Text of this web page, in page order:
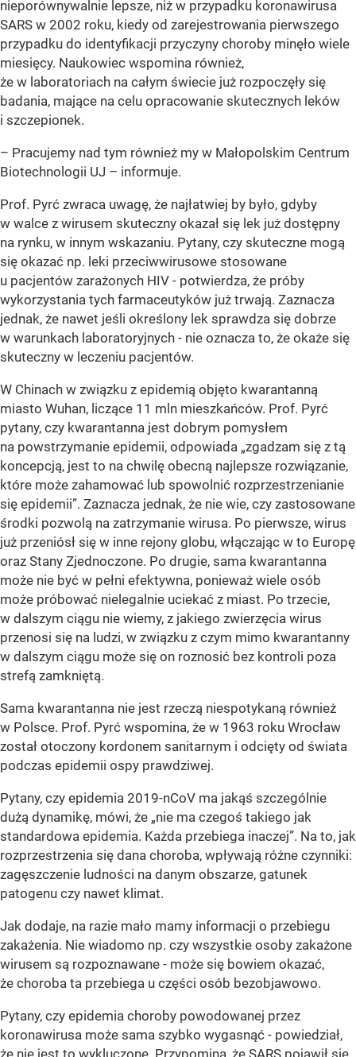
nieporównywalnie lepsze, niż w przypadku koronawirusa
SARS w 2002 roku, kiedy od zarejestrowania pierwszego
przypadku do identyfikacji przyczyny choroby minęło wiele
miesięcy. Naukowiec wspomina również,
że w laboratoriach na całym świecie już rozpoczęły się
badania, mające na celu opracowanie skutecznych leków
i szczepionek.
– Pracujemy nad tym również my w Małopolskim Centrum
Biotechnologii UJ – informuje.
Prof. Pyrć zwraca uwagę, że najłatwiej by było, gdyby
w walce z wirusem skuteczny okazał się lek już dostępny
na rynku, w innym wskazaniu. Pytany, czy skuteczne mogą
się okazać np. leki przeciwwirusowe stosowane
u pacjentów zarażonych HIV - potwierdza, że próby
wykorzystania tych farmaceutyków już trwają. Zaznacza
jednak, że nawet jeśli określony lek sprawdza się dobrze
w warunkach laboratoryjnych - nie oznacza to, że okaże się
skuteczny w leczeniu pacjentów.
W Chinach w związku z epidemią objęto kwarantanną
miasto Wuhan, liczące 11 mln mieszkańców. Prof. Pyrć
pytany, czy kwarantanna jest dobrym pomysłem
na powstrzymanie epidemii, odpowiada „zgadzam się z tą
koncepcją, jest to na chwilę obecną najlepsze rozwiązanie,
które może zahamować lub spowolnić rozprzestrzenianie
się epidemii”. Zaznacza jednak, że nie wie, czy zastosowane
środki pozwolą na zatrzymanie wirusa. Po pierwsze, wirus
już przeniósł się w inne rejony globu, włączając w to Europę
oraz Stany Zjednoczone. Po drugie, sama kwarantanna
może nie być w pełni efektywna, ponieważ wiele osób
może próbować nielegalnie uciekać z miast. Po trzecie,
w dalszym ciągu nie wiemy, z jakiego zwierzęcia wirus
przenosi się na ludzi, w związku z czym mimo kwarantanny
w dalszym ciągu może się on roznosić bez kontroli poza
strefą zamkniętą.
Sama kwarantanna nie jest rzeczą niespotykaną również
w Polsce. Prof. Pyrć wspomina, że w 1963 roku Wrocław
został otoczony kordonem sanitarnym i odcięty od świata
podczas epidemii ospy prawdziwej.
Pytany, czy epidemia 2019-nCoV ma jakąś szczególnie
dużą dynamikę, mówi, że „nie ma czegoś takiego jak
standardowa epidemia. Każda przebiega inaczej”. Na to, jak
rozprzestrzenia się dana choroba, wpływają różne czynniki:
zagęszczenie ludności na danym obszarze, gatunek
patogenu czy nawet klimat.
Jak dodaje, na razie mało mamy informacji o przebiegu
zakażenia. Nie wiadomo np. czy wszystkie osoby zakażone
wirusem są rozpoznawane - może się bowiem okazać,
że choroba ta przebiega u części osób bezobjawowo.
Pytany, czy epidemia choroby powodowanej przez
koronawirusa może sama szybko wygasnąć - powiedział,